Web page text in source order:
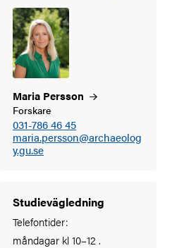
Maria Persson
Forskare
031-786 46 45
maria.persson@archaeolog
y.gu.se
Studievägledning
Telefontider:
måndagar kl 10–12 .